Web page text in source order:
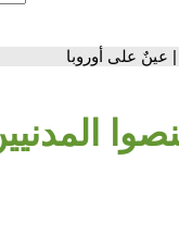
على أوروبا